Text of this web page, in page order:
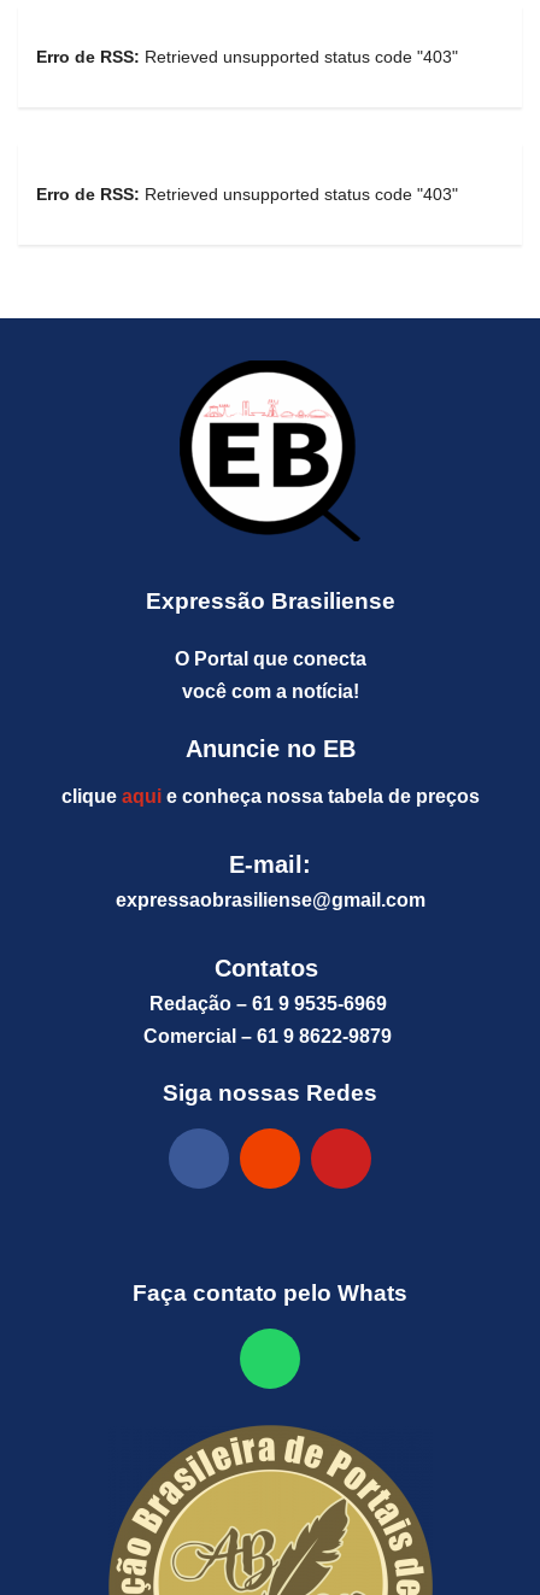
Erro de RSS: Retrieved unsupported status code "403"
Erro de RSS: Retrieved unsupported status code "403"
Expressão Brasiliense
O Portal que conecta
você com a notícia!
Anuncie no EB
clique aquie conheça nossa tabela de preços
E-mail:
expressaobrasiliense@gmail.com
Contatos
Redação – 61 9 9535-6969
Comercial – 61 9 8622-9879
Siga nossas Redes
Faça contato pelo Whats